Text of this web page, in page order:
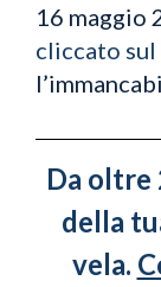
16 maggio
cliccato
Da oltre
della
vela.